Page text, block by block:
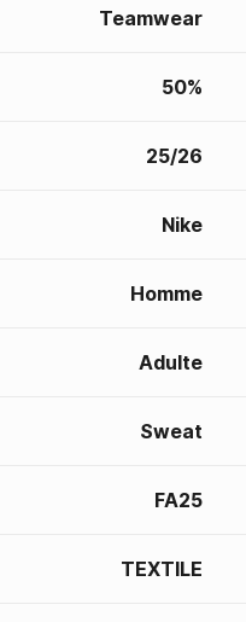
Teamwear
50%
25/26
Nike
Homme
Adulte
Sweat
FA25
TEXTILE